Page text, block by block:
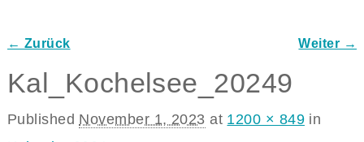
← Zurück Weiter →
Kal_Kochelsee_20249
Published November 1, 2023 at 1200 × 849in